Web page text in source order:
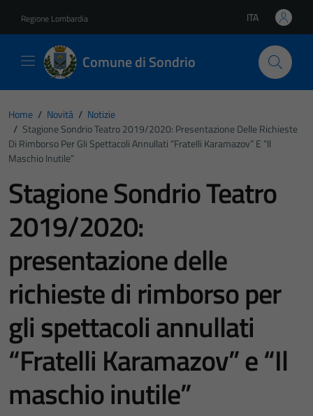
Regione Lombardia Lingua attiva:
ITA
Comune di Sondrio
Home / Novità / Notizie
/ Stagione Sondrio Teatro 2019/2020: Presentazione Delle Richieste
Di Rimborso Per Gli Spettacoli Annullati “Fratelli Karamazov” E “Il
Maschio Inutile”
Stagione Sondrio Teatro
2019/2020:
presentazione delle
richieste di rimborso per
gli spettacoli annullati
“Fratelli Karamazov” e “Il
maschio inutile”